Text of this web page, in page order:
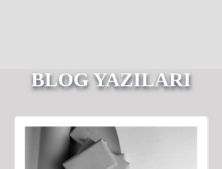
BLOG YAZILARI